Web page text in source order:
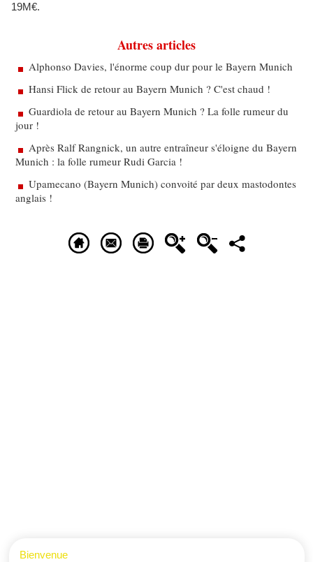
19M€.
Autres articles
Alphonso Davies, l'énorme coup dur pour le Bayern Munich
Hansi Flick de retour au Bayern Munich ? C'est chaud !
Guardiola de retour au Bayern Munich ? La folle rumeur du
jour !
Après Ralf Rangnick, un autre entraîneur s'éloigne du Bayern
Munich : la folle rumeur Rudi Garcia !
Upamecano (Bayern Munich) convoité par deux mastodontes
anglais !
Bienvenue